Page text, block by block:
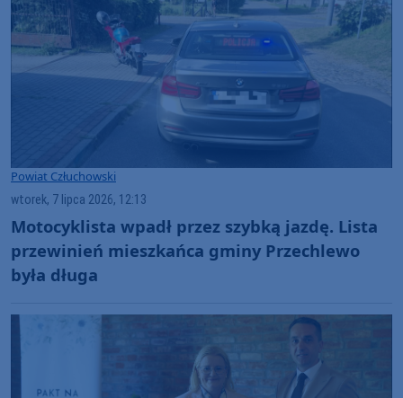
Powiat Człuchowski
wtorek, 7 lipca 2026, 12:13
Motocyklista wpadł przez szybką jazdę. Lista
przewinień mieszkańca gminy Przechlewo
była długa